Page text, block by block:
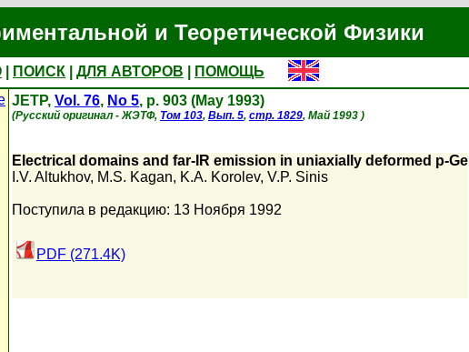
и Теоретической Физики
ПОИСК ДЛЯ АВТОРОВ
ПОМОЩЬ
JETP, Vol. 76, No 5, p. 903 (May 1993)
(Русский оригинал - ЖЭТФ, Том 103, Вып. 5, стр. 1829, Май 1993 )
Electrical domains and far-IR emission in uniaxially deformed p-Ge
I.V. Altukhov, M.S. Kagan, K.A. Korolev, V.P. Sinis
Поступила в редакцию: 13 Ноября 1992
PDF (271.4K)